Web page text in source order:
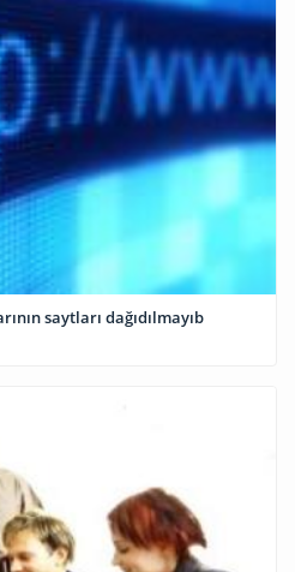
saytları dağıdılmayıb